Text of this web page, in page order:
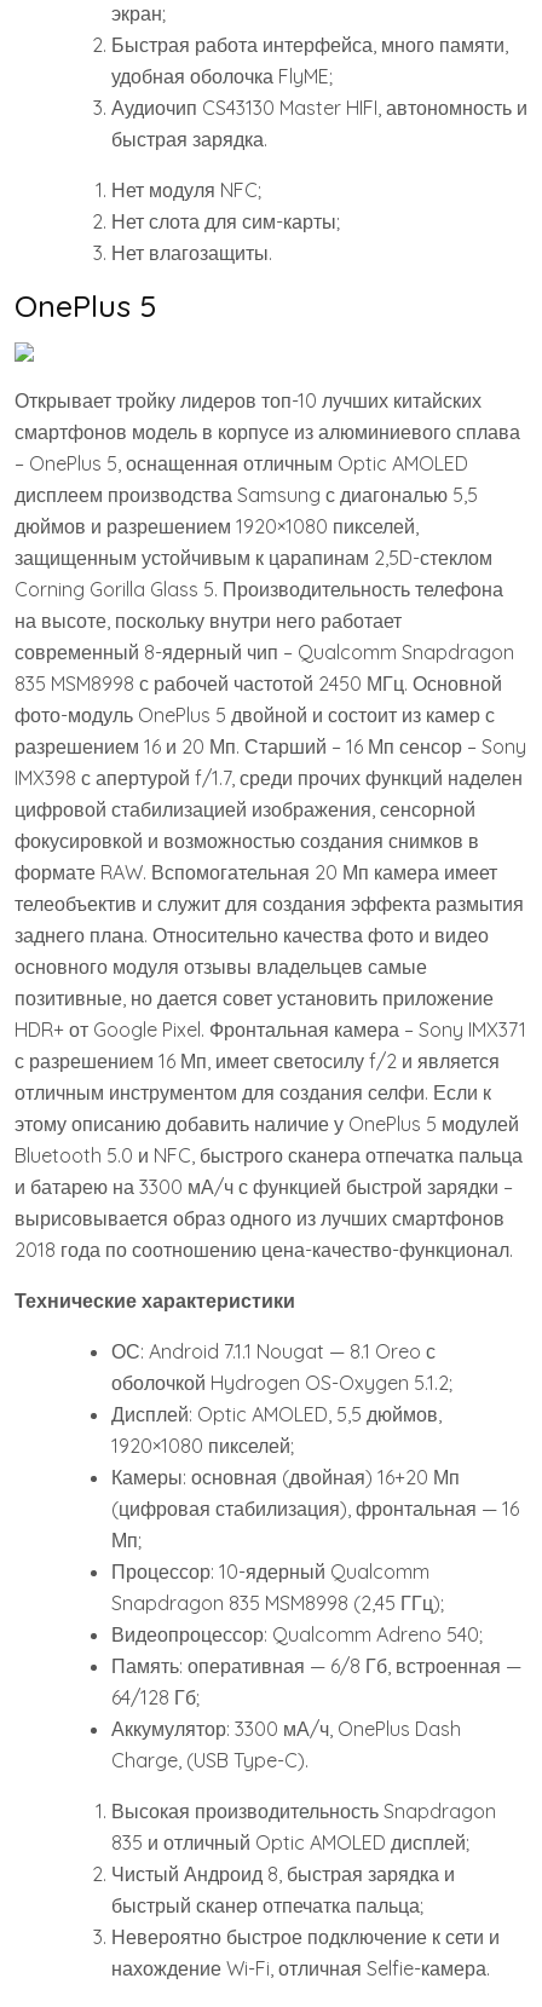
экран;
Быстрая работа интерфейса, много памяти,
удобная оболочка FlyME;
Аудиочип CS43130 Master HIFI, автономность и
быстрая зарядка.
Нет модуля NFC;
Нет слота для сим-карты;
Нет влагозащиты.
OnePlus 5
Открывает тройку лидеров топ-10 лучших китайских
смартфонов модель в корпусе из алюминиевого сплава
– OnePlus 5, оснащенная отличным Optic AMOLED
дисплеем производства Samsung с диагональю 5,5
дюймов и разрешением 1920×1080 пикселей,
защищенным устойчивым к царапинам 2,5D-стеклом
Corning Gorilla Glass 5. Производительность телефона
на высоте, поскольку внутри него работает
современный 8-ядерный чип – Qualcomm Snapdragon
835 MSM8998 с рабочей частотой 2450 МГц. Основной
фото-модуль OnePlus 5 двойной и состоит из камер с
разрешением 16 и 20 Мп. Старший – 16 Мп сенсор – Sony
IMX398 с апертурой f/1.7, среди прочих функций наделен
цифровой стабилизацией изображения, сенсорной
фокусировкой и возможностью создания снимков в
формате RAW. Вспомогательная 20 Мп камера имеет
телеобъектив и служит для создания эффекта размытия
заднего плана. Относительно качества фото и видео
основного модуля отзывы владельцев самые
позитивные, но дается совет установить приложение
HDR+ от Google Pixel. Фронтальная камера – Sony IMX371
с разрешением 16 Мп, имеет светосилу f/2 и является
отличным инструментом для создания селфи. Если к
этому описанию добавить наличие у OnePlus 5 модулей
Bluetooth 5.0 и NFC, быстрого сканера отпечатка пальца
и батарею на 3300 мА/ч с функцией быстрой зарядки –
вырисовывается образ одного из лучших смартфонов
2018 года по соотношению цена-качество-функционал.
Технические характеристики
ОС: Android 7.1.1 Nougat — 8.1 Oreo с
оболочкой Hydrogen OS-Oxygen 5.1.2;
Дисплей: Optic AMOLED, 5,5 дюймов,
1920×1080 пикселей;
Камеры: основная (двойная) 16+20 Мп
(цифровая стабилизация), фронтальная — 16
Мп;
Процессор: 10-ядерный Qualcomm
Snapdragon 835 MSM8998 (2,45 ГГц);
Видеопроцессор: Qualcomm Adreno 540;
Память: оперативная — 6/8 Гб, встроенная —
64/128 Гб;
Аккумулятор: 3300 мА/ч, OnePlus Dash
Charge, (USB Type-C).
Высокая производительность Snapdragon
835 и отличный Optic AMOLED дисплей;
Чистый Андроид 8, быстрая зарядка и
быстрый сканер отпечатка пальца;
Невероятно быстрое подключение к сети и
нахождение Wi-Fi, отличная Selfie-камера.